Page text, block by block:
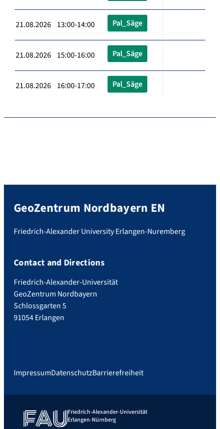
21.08.2026 13:00-14:00 Pal_Säge
21.08.2026 15:00-16:00 Pal_Säge
21.08.2026 16:00-17:00 Pal_Säge
GeoZentrum Nordbayern EN
Friedrich-Alexander University Erlangen-Nuremberg
Contact and Directions
Friedrich-Alexander-Universität
GeoZentrum Nordbayern
Schlossgarten 5
91054 Erlangen
ImpressumDatenschutzBarrierefreiheit
Friedrich-Alexander-Universität
Erlangen-Nürnberg